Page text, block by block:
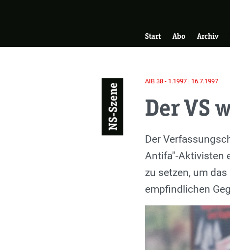
Hauptnavigation
Start Abo Archiv
NS-Szene
AIB 38 - 1.1997 | 16.7.1997
Der VS
Einleitung
Der
Antifa"-Aktivisten
zu setzen, um
empfindlichen